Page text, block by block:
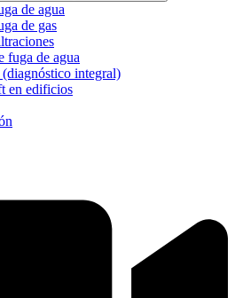
de agua
de gas
fuga de agua
(diagnóstico integral)
en edificios